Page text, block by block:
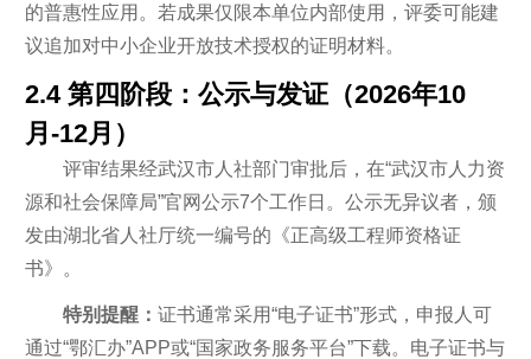
的普惠性应用。若成果仅限本单位内部使用，评委可能建
议追加对中小企业开放技术授权的证明材料。
2.4 第四阶段：公示与发证（2026年10
月-12月）
评审结果经武汉市人社部门审批后，在“武汉市人力资
源和社会保障局”官网公示7个工作日。公示无异议者，颁
发由湖北省人社厅统一编号的《正高级工程师资格证
书》。
特别提醒： 证书通常采用“电子证书”形式，申报人可
通过“鄂汇办”APP或“国家政务服务平台”下载。电子证书与